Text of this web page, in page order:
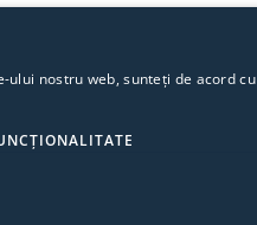
nostru web, sunteți de acord cu